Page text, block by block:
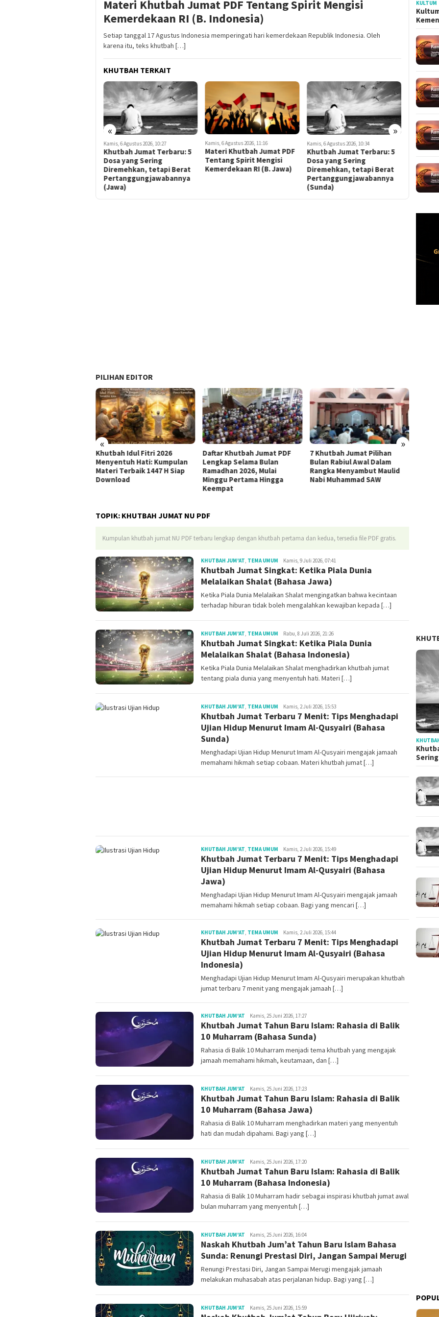
Materi Khutbah Jumat PDF Tentang Spirit Mengisi
Kemerdekaan RI (B. Indonesia)
Setiap tanggal 17 Agustus Indonesia memperingati hari kemerdekaan Republik Indonesia. Oleh
karena itu, teks khutbah […]
KHUTBAH TERKAIT
« »
Kamis, 6 Agustus 2026, 10:27
Khutbah Jumat Terbaru: 5
Dosa yang Sering
Diremehkan, tetapi Berat
Pertanggungjawabannya
(Jawa)
Kamis, 6 Agustus 2026, 11:16
Materi Khutbah Jumat PDF
Tentang Spirit Mengisi
Kemerdekaan RI (B. Jawa)
Kamis, 6 Agustus 2026, 10:34
Khutbah Jumat Terbaru: 5
Dosa yang Sering
Diremehkan, tetapi Berat
Pertanggungjawabannya
(Sunda)
Kamis, 6
Materi
PILIHAN EDITOR
« »
Khutbah Idul Fitri 2026
Menyentuh Hati: Kumpulan
Materi Terbaik 1447 H Siap
Download
Daftar Khutbah Jumat PDF
Lengkap Selama Bulan
Ramadhan 2026, Mulai
Minggu Pertama Hingga
Keempat
7 Khutbah Jumat Pilihan
Bulan Rabiul Awal Dalam
Rangka Menyambut Maulid
Nabi Muhammad SAW
TOPIK: KHUTBAH JUMAT NU PDF
Kumpulan khutbah jumat NU PDF terbaru lengkap dengan khutbah pertama dan kedua, tersedia file PDF gratis.
KHUTBAH JUM'AT, TEMA UMUM Redaksi
Kamis, 9 Juli 2026, 07:41
Khutbah Jumat Singkat: Ketika Piala Dunia
Melalaikan Shalat (Bahasa Jawa)
Ketika Piala Dunia Melalaikan Shalat mengingatkan bahwa kecintaan
terhadap hiburan tidak boleh mengalahkan kewajiban kepada […]
KHUTBAH JUM'AT, TEMA UMUM Redaksi
Rabu, 8 Juli 2026, 21:26
Khutbah Jumat Singkat: Ketika Piala Dunia
Melalaikan Shalat (Bahasa Indonesia)
Ketika Piala Dunia Melalaikan Shalat menghadirkan khutbah jumat
tentang piala dunia yang menyentuh hati. Materi […]
KHUTBAH JUM'AT, TEMA UMUM Redaksi
Kamis, 2 Juli 2026, 15:53
Khutbah Jumat Terbaru 7 Menit: Tips Menghadapi
Ujian Hidup Menurut Imam Al-Qusyairi (Bahasa
Sunda)
Menghadapi Ujian Hidup Menurut Imam Al-Qusyairi mengajak jamaah
memahami hikmah setiap cobaan. Materi khutbah jumat […]
KHUTBAH JUM'AT, TEMA UMUM Redaksi
Kamis, 2 Juli 2026, 15:49
Khutbah Jumat Terbaru 7 Menit: Tips Menghadapi
Ujian Hidup Menurut Imam Al-Qusyairi (Bahasa
Jawa)
Menghadapi Ujian Hidup Menurut Imam Al-Qusyairi mengajak jamaah
memahami hikmah setiap cobaan. Bagi yang mencari […]
KHUTBAH JUM'AT, TEMA UMUM Redaksi
Kamis, 2 Juli 2026, 15:44
Khutbah Jumat Terbaru 7 Menit: Tips Menghadapi
Ujian Hidup Menurut Imam Al-Qusyairi (Bahasa
Indonesia)
Menghadapi Ujian Hidup Menurut Imam Al-Qusyairi merupakan khutbah
jumat terbaru 7 menit yang mengajak jamaah […]
KHUTBAH JUM'AT Redaksi
Kamis, 25 Juni 2026, 17:27
Khutbah Jumat Tahun Baru Islam: Rahasia di Balik
10 Muharram (Bahasa Sunda)
Rahasia di Balik 10 Muharram menjadi tema khutbah yang mengajak
jamaah memahami hikmah, keutamaan, dan […]
KHUTBAH JUM'AT Redaksi
Kamis, 25 Juni 2026, 17:23
Khutbah Jumat Tahun Baru Islam: Rahasia di Balik
10 Muharram (Bahasa Jawa)
Rahasia di Balik 10 Muharram menghadirkan materi yang menyentuh
hati dan mudah dipahami. Bagi yang […]
KHUTBAH JUM'AT Redaksi
Kamis, 25 Juni 2026, 17:20
Khutbah Jumat Tahun Baru Islam: Rahasia di Balik
10 Muharram (Bahasa Indonesia)
Rahasia di Balik 10 Muharram hadir sebagai inspirasi khutbah jumat awal
bulan muharram yang menyentuh […]
KHUTBAH JUM'AT Redaksi
Kamis, 25 Juni 2026, 16:04
Naskah Khutbah Jum’at Tahun Baru Islam Bahasa
Sunda: Renungi Prestasi Diri, Jangan Sampai Merugi
Renungi Prestasi Diri, Jangan Sampai Merugi mengajak jamaah
melakukan muhasabah atas perjalanan hidup. Bagi yang […]
KHUTBAH JUM'AT Redaksi
Kamis, 25 Juni 2026, 15:59
KULTUM